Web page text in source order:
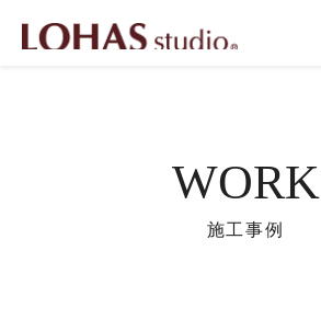
WORK
施工事例